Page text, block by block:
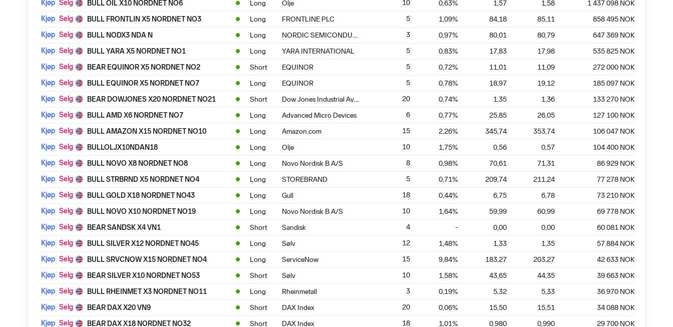
Kjøp Selg BULL OIL X10 NORDNET NO6 Long Olje 10 0,63% 1,57 1,58 1 437 098 NOK
Kjøp Selg BULL FRONTLIN X5 NORDNET NO3 Long FRONTLINE PLC 5 1,09% 84,18 85,11 858 495 NOK
Kjøp Selg BULL NODX3 NDA N Long NORDIC SEMICONDUCTOR 3 0,97% 80,01 80,79 647 369 NOK
Kjøp Selg BULL YARA X5 NORDNET NO1 Long YARA INTERNATIONAL 5 0,83% 17,83 17,98 535 825 NOK
Kjøp Selg BEAR EQUINOR X5 NORDNET NO2 Short EQUINOR 5 0,72% 11,01 11,09 272 000 NOK
Kjøp Selg BULL EQUINOR X5 NORDNET NO7 Long EQUINOR 5 0,78% 18,97 19,12 185 097 NOK
Kjøp Selg BEAR DOWJONES X20 NORDNET NO21 Short Dow Jones Industrial Average 20 0,74% 1,35 1,36 133 270 NOK
Kjøp Selg BULL AMD X6 NORDNET NO7 Long Advanced Micro Devices 6 0,77% 25,85 26,05 127 100 NOK
Kjøp Selg BULL AMAZON X15 NORDNET NO10 Long Amazon.com 15 2,26% 345,74 353,74 106 047 NOK
Kjøp Selg BULLOLJX10NDAN18 Long Olje 10 1,75% 0,56 0,57 104 400 NOK
Kjøp Selg BULL NOVO X8 NORDNET NO8 Long Novo Nordisk B A/S 8 0,98% 70,61 71,31 86 929 NOK
Kjøp Selg BULL STRBRND X5 NORDNET NO4 Long STOREBRAND 5 0,71% 209,74 211,24 77 278 NOK
Kjøp Selg BULL GOLD X18 NORDNET NO43 Long Gull 18 0,44% 6,75 6,78 73 210 NOK
Kjøp Selg BULL NOVO X10 NORDNET NO19 Long Novo Nordisk B A/S 10 1,64% 59,99 60,99 69 778 NOK
Kjøp Selg BEAR SANDSK X4 VN1 Short Sandisk 4 - 0,00 0,00 60 081 NOK
Kjøp Selg BULL SILVER X12 NORDNET NO45 Long Sølv 12 1,48% 1,33 1,35 57 884 NOK
Kjøp Selg BULL SRVCNOW X15 NORDNET NO4 Long ServiceNow 15 9,84% 183,27 203,27 42 633 NOK
Kjøp Selg BEAR SILVER X10 NORDNET NO53 Short Sølv 10 1,58% 43,65 44,35 39 663 NOK
Kjøp Selg BULL RHEINMET X3 NORDNET NO11 Long Rheinmetall 3 0,19% 5,32 5,33 36 970 NOK
Kjøp Selg BEAR DAX X20 VN9 Short DAX Index 20 0,06% 15,50 15,51 34 088 NOK
Kjøp Selg BEAR DAX X18 NORDNET NO32 Short DAX Index 18 1,01% 0,980 0,990 29 700 NOK